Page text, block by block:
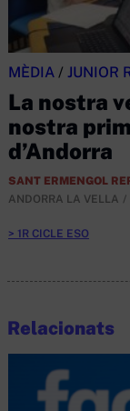
MÈDIA / JUNIOR
La nostra
nostra
d’Andorra
SANT ERMENGOL
ANDORRA LA VELLA
1R CICLE ESO
Relacionats